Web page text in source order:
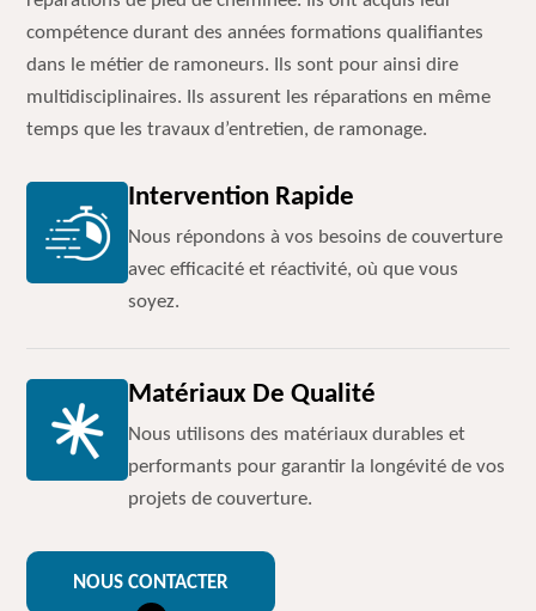
compétence durant des années formations qualifiantes
dans le métier de ramoneurs. Ils sont pour ainsi dire
multidisciplinaires. Ils assurent les réparations en même
temps que les travaux d’entretien, de ramonage.
Intervention Rapide
Nous répondons à vos besoins de couverture
avec efficacité et réactivité, où que vous
soyez.
Matériaux De Qualité
Nous utilisons des matériaux durables et
performants pour garantir la longévité de vos
projets de couverture.
NOUS CONTACTER